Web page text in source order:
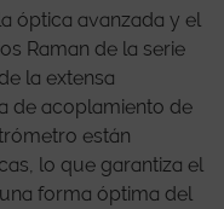
óptica avanzada y el
Raman de la serie
la extensa
de acoplamiento de
están
lo que garantiza el
forma óptima del